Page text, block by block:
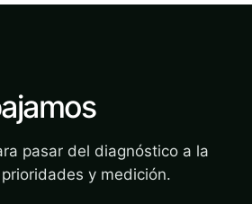
pasar del diagnóstico a la
y medición.